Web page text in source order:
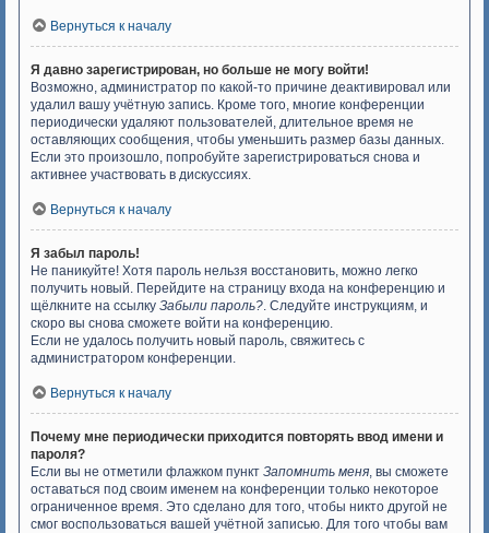
Вернуться к началу
Я давно зарегистрирован, но больше не могу войти!
Возможно, администратор по какой-то причине деактивировал или
удалил вашу учётную запись. Кроме того, многие конференции
периодически удаляют пользователей, длительное время не
оставляющих сообщения, чтобы уменьшить размер базы данных.
Если это произошло, попробуйте зарегистрироваться снова и
активнее участвовать в дискуссиях.
Вернуться к началу
Я забыл пароль!
Не паникуйте! Хотя пароль нельзя восстановить, можно легко
получить новый. Перейдите на страницу входа на конференцию и
щёлкните на ссылку Забыли пароль?. Следуйте инструкциям, и
скоро вы снова сможете войти на конференцию.
Если не удалось получить новый пароль, свяжитесь с
администратором конференции.
Вернуться к началу
Почему мне периодически приходится повторять ввод имени и
пароля?
Если вы не отметили флажком пункт Запомнить меня, вы сможете
оставаться под своим именем на конференции только некоторое
ограниченное время. Это сделано для того, чтобы никто другой не
смог воспользоваться вашей учётной записью. Для того чтобы вам